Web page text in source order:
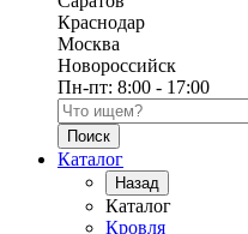
Краснодар
Москва
Новороссийск
Пн-пт: 8:00 - 17:00
Поиск по каталогу
Каталог
Назад
Каталог
Кровля